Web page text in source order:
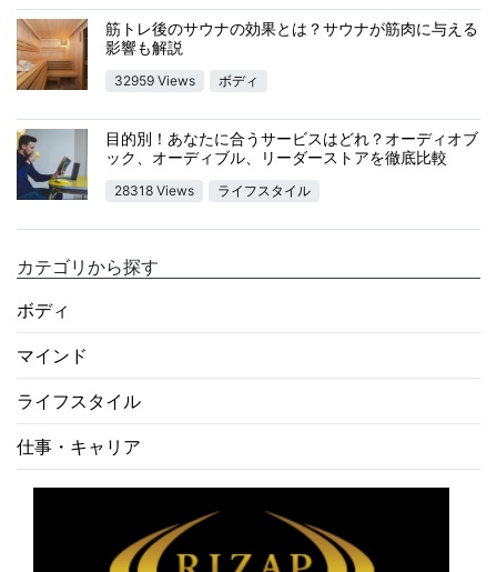
筋トレ後のサウナの効果とは？サウナが筋肉に与える
影響も解説
32959 Views ボディ
目的別！あなたに合うサービスはどれ？オーディオブ
ック、オーディブル、リーダーストアを徹底比較
28318 Views ライフスタイル
カテゴリから探す
ボディ
マインド
ライフスタイル
仕事・キャリア